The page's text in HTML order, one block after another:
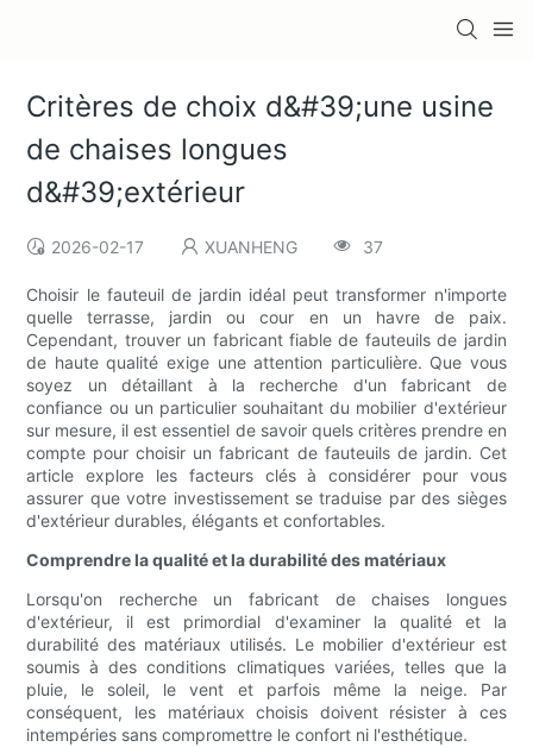
Critères de choix d&#39;une usine
de chaises longues
d&#39;extérieur
2026-02-17 XUANHENG 37
Choisir le fauteuil de jardin idéal peut transformer n'importe
quelle terrasse, jardin ou cour en un havre de paix.
Cependant, trouver un fabricant fiable de fauteuils de jardin
de haute qualité exige une attention particulière. Que vous
soyez un détaillant à la recherche d'un fabricant de
confiance ou un particulier souhaitant du mobilier d'extérieur
sur mesure, il est essentiel de savoir quels critères prendre en
compte pour choisir un fabricant de fauteuils de jardin. Cet
article explore les facteurs clés à considérer pour vous
assurer que votre investissement se traduise par des sièges
d'extérieur durables, élégants et confortables.
Comprendre la qualité et la durabilité des matériaux
Lorsqu'on recherche un fabricant de chaises longues
d'extérieur, il est primordial d'examiner la qualité et la
durabilité des matériaux utilisés. Le mobilier d'extérieur est
soumis à des conditions climatiques variées, telles que la
pluie, le soleil, le vent et parfois même la neige. Par
conséquent, les matériaux choisis doivent résister à ces
intempéries sans compromettre le confort ni l'esthétique.